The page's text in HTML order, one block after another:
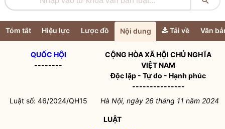
Tóm tắt Hiệu lực Lược đồ Nội dung Tải về Văn
QUỐC HỘI
--------
CỘNG HÒA XÃ HỘI CHỦ NGHĨA
VIỆT NAM
Độc lập - Tự do - Hạnh phúc
---------------
Luật số: 46/2024/QH15
Hà Nội, ngày 26 tháng 11 năm 2024
LUẬT